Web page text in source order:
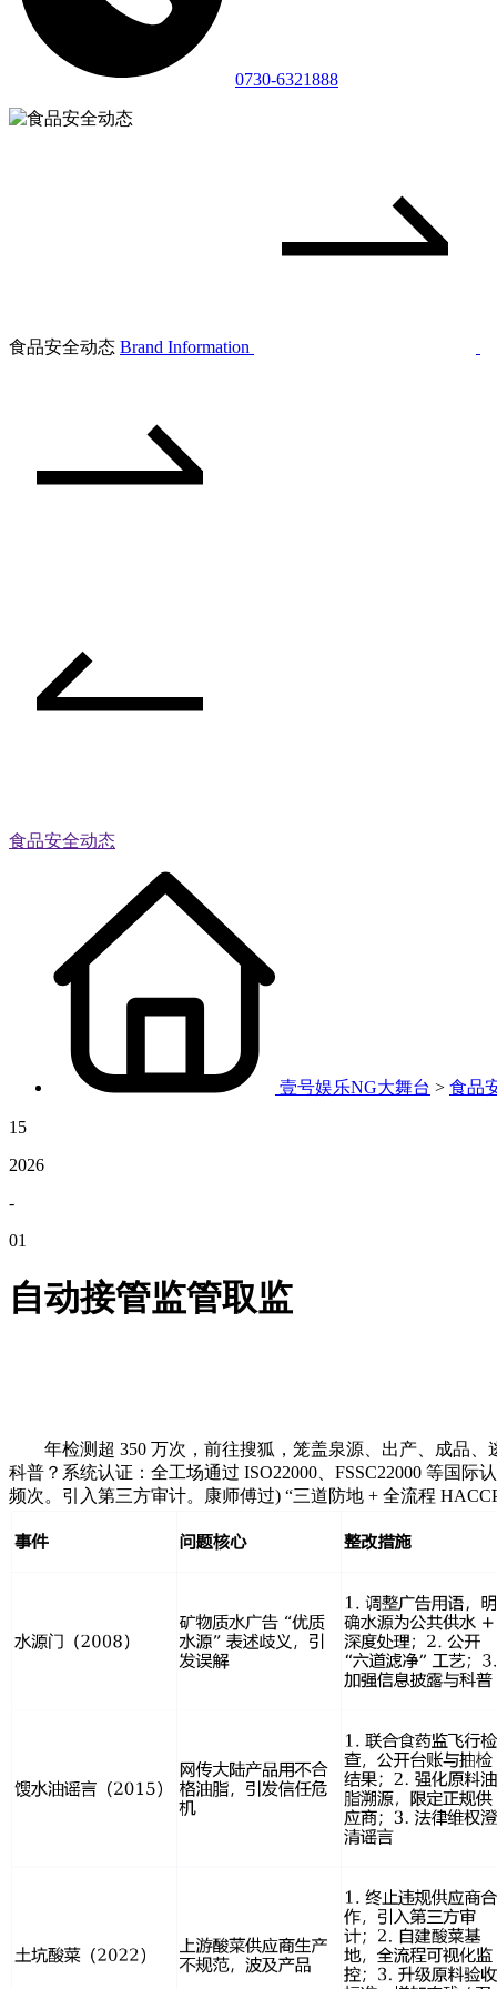
0730-6321888
食品安全动态 Brand Information
食品安全动态
壹号娱乐NG大舞台 > 食品
15
2026
-
01
自动接管监管取监
年检测超 350 万次，前往搜狐，笼盖泉源、出产、成品、
科普？系统认证：全工场通过 ISO22000、FSSC22000 等国
频次。引入第三方审计。康师傅过) “三道防地 + 全流程